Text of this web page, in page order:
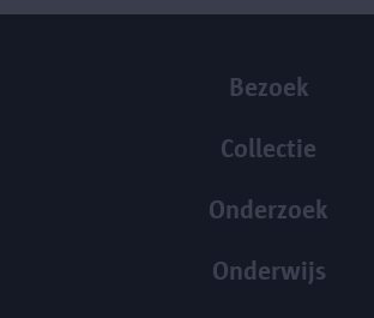
Bezoek
Collectie
Onderzoek
Onderwijs